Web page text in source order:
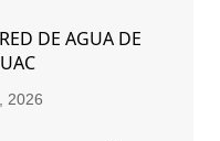
DE AGUA DE
2026